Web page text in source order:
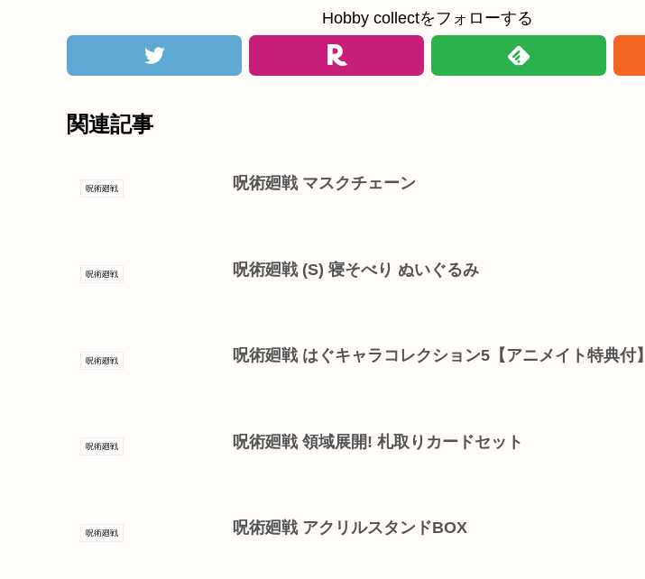
Hobby collectをフォローする
関連記事
呪術廻戦 呪術廻戦 マスクチェーン
呪術廻戦 呪術廻戦 (S) 寝そべり ぬいぐるみ
呪術廻戦 呪術廻戦 はぐキャラコレクション5【アニメイト特典付】
呪術廻戦 呪術廻戦 領域展開! 札取りカードセット
呪術廻戦 呪術廻戦 アクリルスタンドBOX